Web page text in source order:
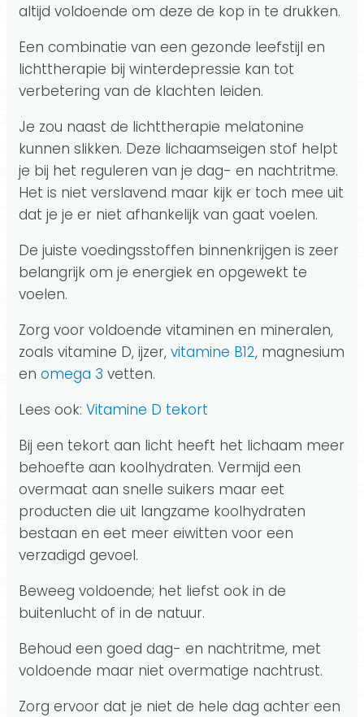
altijd voldoende om deze de kop in te drukken.
Een combinatie van een gezonde leefstijl en
lichttherapie bij winterdepressie kan tot
verbetering van de klachten leiden.
Je zou naast de lichttherapie melatonine
kunnen slikken. Deze lichaamseigen stof helpt
je bij het reguleren van je dag- en nachtritme.
Het is niet verslavend maar kijk er toch mee uit
dat je je er niet afhankelijk van gaat voelen.
De juiste voedingsstoffen binnenkrijgen is zeer
belangrijk om je energiek en opgewekt te
voelen.
Zorg voor voldoende vitaminen en mineralen,
zoals vitamine D, ijzer, vitamine B12, magnesium
en omega 3 vetten.
Lees ook: Vitamine D tekort
Bij een tekort aan licht heeft het lichaam meer
behoefte aan koolhydraten. Vermijd een
overmaat aan snelle suikers maar eet
producten die uit langzame koolhydraten
bestaan en eet meer eiwitten voor een
verzadigd gevoel.
Beweeg voldoende; het liefst ook in de
buitenlucht of in de natuur.
Behoud een goed dag- en nachtritme, met
voldoende maar niet overmatige nachtrust.
Zorg ervoor dat je niet de hele dag achter een